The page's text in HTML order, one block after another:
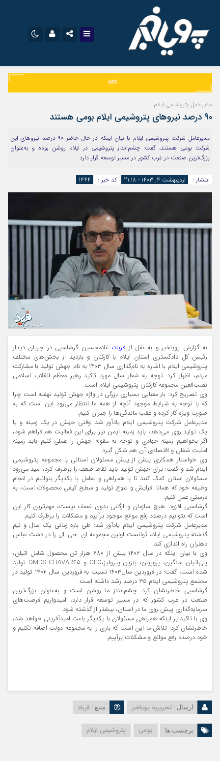
اینستاگرام
تلگرام
سروش
ایتا
آپارات
اپلیکیشن
نام کاربری یا نشانی ایمیل
رمز عبور
مرا به خاطر بسپار
مدیرعامل پتروشیمی ایلام:
۹۰ درصد نیروهای پتروشیمی ایلام بومی هستند
مدیرعامل شرکت پتروشیمی ایلام با بیان اینکه در حال حاضر ۹۰ درصد نیروهای این
شرکت بومی هستند، گفت: چشم‌انداز پتروشیمی در ایلام روشن بوده و به‌عنوان
بزرگ‌ترین صنعت در غرب کشور در مسیر توسعه قرار دارد.
انتشار : اردیبهشت ۴, ۱۴۰۳ - 21:18 کد خبر : 1444
به گزارش پویاخبر و به نقل ازفریاد، غلامحسین گرشاسبی در جریان دیدار
رئیس کل دادگستری استان ایلام با کارکنان و بازدید از بخش‌های مختلف
پتروشیمی ایلام با اشاره به نام‌گذاری سال ۱۴۰۳ به نام جهش تولید با مشارکت
مردم، اظهار کرد: توجه به شعار سال مورد تاکید رهبر معظم انقلاب اسلامی
نصب‌العین مجموعه کارکنان پتروشیمی ایلام است.
وی تصریح کرد: بار معنایی بسیاری بزرگی در واژه جهش تولید نهفته است چرا
که با توجه به شرایط موجود آنچه از همه ما انتظار می‌رود این است که به
صورت ویژه کار کرده و عقب ماندگی‌ها را جبران کنیم.
مدیرعامل شرکت پتروشیمی ایلام یادآور شد: وقتی جهش در یک زمینه و یا
یک تولید روی می‌دهد، باید زمینه ایمن نیز برای این فعالیت هم فراهم شود،
اگر بخواهیم زمینه جهادی و توجه به مقوله جهش را عملی کنیم باید زمینه
امنیت شغلی و اقتصادی آن هم شکل گیرد.
وی خواستار همکاری بیش از پیش مسئولان استانی با مجموعه پتروشیمی
ایلام شد و گفت: برای جهش تولید باید نقاط ضعف را برطرف کرد، امید می‌رود
مسئولان استان کمک کنند تا با همراهی و تعامل با یکدیگر بتوانیم در انجام
وظیفه خود که همانا افزایش و تنوع تولید و سطح کیفی محصولات است، به
درستی عمل کنیم.
گرشاسبی افزود: هیچ سازمان و ارگانی بدون ضعف نیست، مهم‌ترین کار این
است که بتوانیم درصدد رفع موانع موجود برآییم و مشکلات را برطرف کنیم.
مدیرعامل شرکت پتروشیمی ایلام یادآور شد: طی بازه زمانی یک سال و نیم
گذشته پتروشیمی ایلام توانست اولین مجموعه ان. جی. ال را در دشت عباس
دهلران راه اندازی کند.
وی با بیان اینکه در سال ۱۴۰۲ بیش از ۶۸۰ هزار تن محصول شامل اتیلن،
پلی‌اتیلن سنگین، پروپیلن، بنزین پیرولیز،CFO و DMDS CHAVAR۶۵ تولید
شده است، گفت: در فروردین سال۱۴۰۳ نسبت به فروردین سال ۱۴۰۲ تولید در
مجتمع پتروشیمی ایلام ۳۵ درصد رشد داشته است.
گرشاسبی خاطرنشان کرد: چشم‌انداز ما روشن است و به‌عنوان بزرگ‌ترین
صنعت در غرب کشور که در مسیر توسعه قرار دارد، امیدواریم فرصت‌های
سرمایه‌گذاری پیش روی ما در استان، بیشتر از گذشته شود.
وی با تاکید بر اینکه همراهی مسئولان با یکدیگر باعث امیدآفرینی خواهد شد،
خاطرنشان کرد: تلاش ما این است که باری را به مجموعه دولت اضافه نکنیم و
خود درصدد رفع موانع و مشکلات برآییم.
ارسال : تحریریه پویاخبر منبع : فریاد
برچسب ها بومی پتروشیمی ایلام